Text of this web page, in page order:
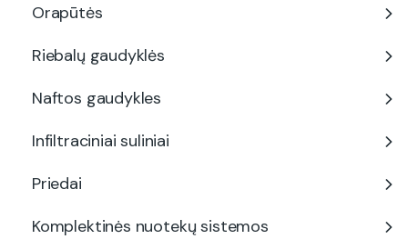
Orapūtės
Riebalų gaudyklės
Naftos gaudykles
Infiltraciniai suliniai
Priedai
Komplektinės nuotekų sistemos